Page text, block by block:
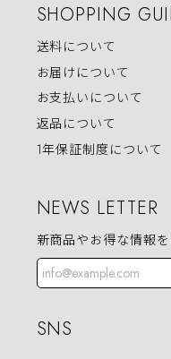
SHOPPING
送料について
お届けについて
お支払いについて
返品について
1年保証制度について
NEWS LETTER
新商品やお得な情報
SNS